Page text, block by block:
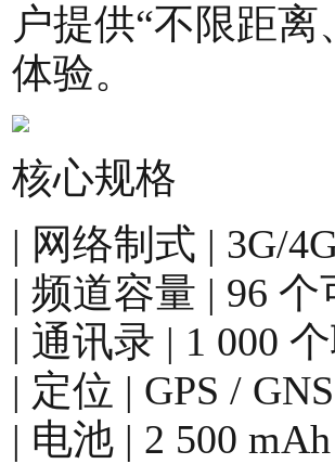
户提供“不限距
体验。
核心规格
| 网络制式 | 3G/
| 频道容量 | 96
| 通讯录 | 1 000
| 定位 | GPS /
| 电池 | 2 500